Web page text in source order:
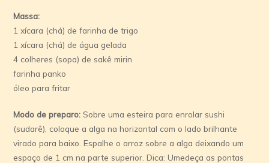
Massa:
1 xícara (chá) de farinha de trigo
1 xícara (chá) de água gelada
4 colheres (sopa) de sakê mirin
farinha panko
óleo para fritar
Modo de preparo: Sobre uma esteira para enrolar sushi
(sudarê), coloque a alga na horizontal com o lado brilhante
virado para baixo. Espalhe o arroz sobre a alga deixando um
espaço de 1 cm na parte superior. Dica: Umedeça as pontas